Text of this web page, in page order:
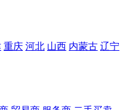
重庆 河北 山西 内蒙古 辽宁